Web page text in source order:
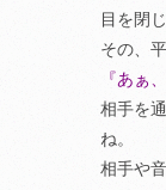
目を閉
その、
『あぁ
相手を
ね。
相手や